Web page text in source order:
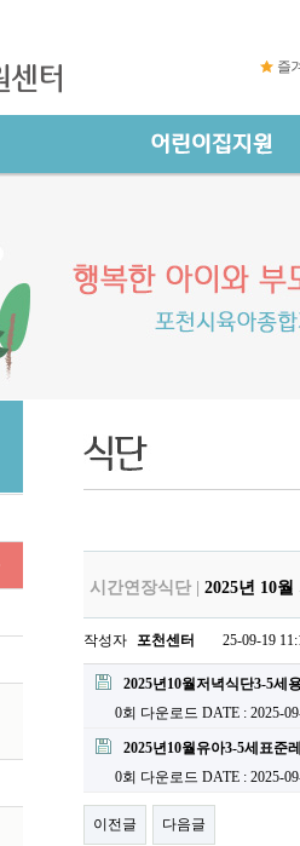
즐
시간연장식단 | 2025년 10
작성자 포천센터 25-09-19
2025년10월저녁식단3-5세
0회 다운로드 DATE : 2025-
2025년10월유아3-5세표준
0회 다운로드 DATE : 2025-
이전글 다음글